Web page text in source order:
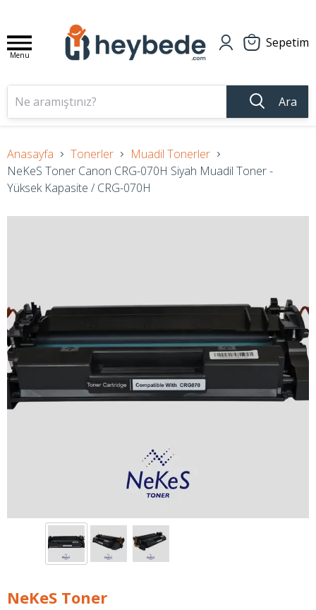
Menu
Sepetim
Ara
Anasayfa Tonerler
Muadil Tonerler
NeKeS Toner Canon CRG-070H Siyah Muadil Toner -
Yüksek Kapasite / CRG-070H
NeKeS Toner